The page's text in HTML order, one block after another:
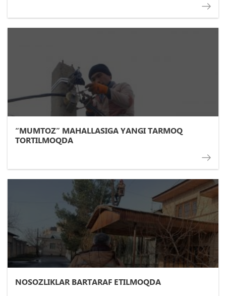
“MUMTOZ” MAHALLASIGA YANGI TARMOQ
TORTILMOQDA
NOSOZLIKLAR BARTARAF ETILMOQDA